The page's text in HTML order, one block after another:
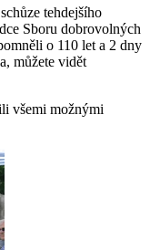
tehdejšího
Sboru dobrovolných
o 110 let a 2 dny
můžete vidět
všemi možnými